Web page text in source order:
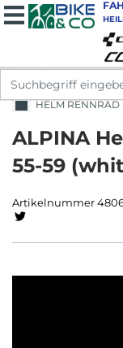
HELM RENNRAD
ALPINA
55-59
Artikelnummer